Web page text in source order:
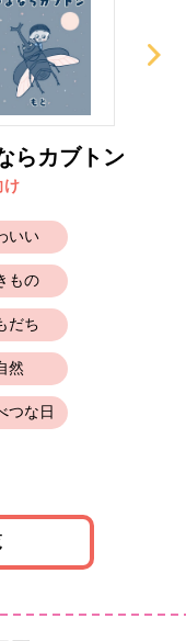
らカブトン
け
いい
もの
だち
然
つな日